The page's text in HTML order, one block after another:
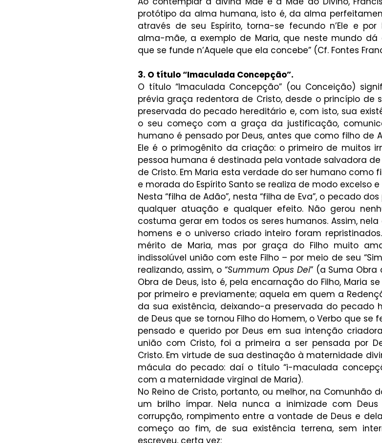
protótipo da alma humana, isto é, da alma
através de seu Espírito, torna-se fecundo n’Ele e por
alma-mãe, a exemplo de Maria, que neste mundo dá
que se funde n’Aquele que ela concebe” (Cf. Fontes
3. O título “Imaculada Concepção”.
O título “Imaculada Concepção” (ou Conceição)
prévia graça redentora de Cristo, desde o princípio de
preservada do pecado hereditário e, com isto, sua
o seu começo com a graça da justificação,
humano é pensado por Deus, antes que como filho de
Ele é o primogênito da criação: o primeiro de muitos
pessoa humana é destinada pela vontade salvadora
de Cristo. Em Maria esta verdade do ser humano como
e morada do Espírito Santo se realiza de modo excelso e
Nesta “filha de Adão”, nesta “filha de Eva”, o pecado
qualquer atuação e qualquer efeito. Não gerou
costuma gerar em todos os seres humanos. Assim,
homens e o universo criado inteiro foram
mérito de Maria, mas por graça do Filho muito
indissolúvel união com este Filho – por meio de seu
realizando, assim, o “Summum Opus Dei” (a Suma Obra
Obra de Deus, isto é, pela encarnação do Filho, Maria
por primeiro e previamente; aquela em quem a
da sua existência, deixando-a preservada do pecado
de Deus que se tornou Filho do Homem, o Verbo que se
pensado e querido por Deus em sua intenção
união com Cristo, foi a primeira a ser pensada por
Cristo. Em virtude de sua destinação à maternidade
mácula do pecado: daí o título “i-maculada
com a maternidade virginal de Maria).
No Reino de Cristo, portanto, ou melhor, na Comunhão
um brilho ímpar. Nela nunca a inimizade com
corrupção, rompimento entre a vontade de Deus e
começo ao fim, de sua existência terrena, sem
escreveu, certa vez: